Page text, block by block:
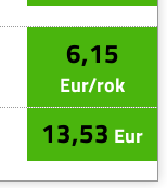
6,15
Eur/rok
13,53 Eur